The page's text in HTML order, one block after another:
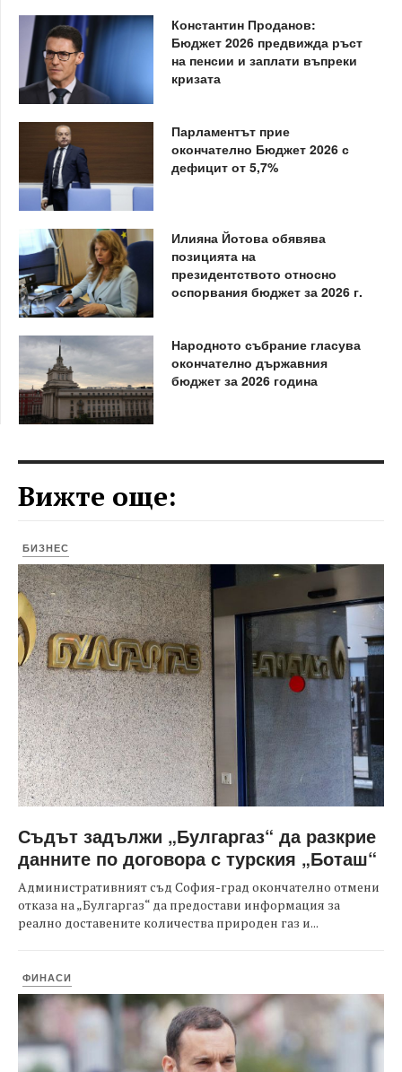
Константин Проданов:
Бюджет 2026 предвижда ръст
на пенсии и заплати въпреки
кризата
Парламентът прие
окончателно Бюджет 2026 с
дефицит от 5,7%
Илияна Йотова обявява
позицията на
президентството относно
оспорвания бюджет за 2026 г.
Народното събрание гласува
окончателно държавния
бюджет за 2026 година
Вижте още:
БИЗНЕС
Съдът задължи „Булгаргаз“ да разкрие
данните по договора с турския „Боташ“
Административният съд София-град окончателно отмени
отказа на „Булгаргаз“ да предостави информация за
реално доставените количества природен газ и...
ФИНАСИ